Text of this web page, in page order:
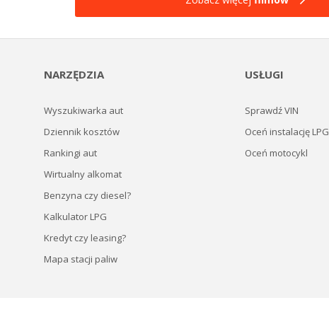
NARZĘDZIA
Wyszukiwarka aut
Dziennik kosztów
Rankingi aut
Wirtualny alkomat
Benzyna czy diesel?
Kalkulator LPG
Kredyt czy leasing?
Mapa stacji paliw
USŁUGI
Sprawdź VIN
Oceń instalację LPG
Oceń motocykl